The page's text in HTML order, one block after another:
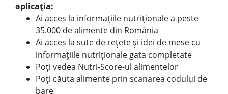
aplicația:
Ai acces la informațiile nutriționale a peste
35.000 de alimente din România
Ai acces la sute de rețete și idei de mese cu
informațiile nutriționale gata completate
Poți vedea Nutri-Score-ul alimentelor
Poți căuta alimente prin scanarea codului de
bare